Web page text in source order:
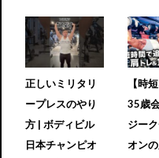
正しいミリタリ
ープレスのやり
方 | ボディビル
日本チャンピオ
【時
35歳
ジー
オン